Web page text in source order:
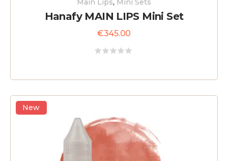
Main Lips, Mini Sets
Hanafy MAIN LIPS Mini Set
€345.00
New